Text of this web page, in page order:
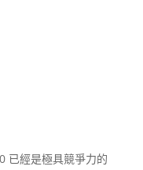
已經是極具競爭力的